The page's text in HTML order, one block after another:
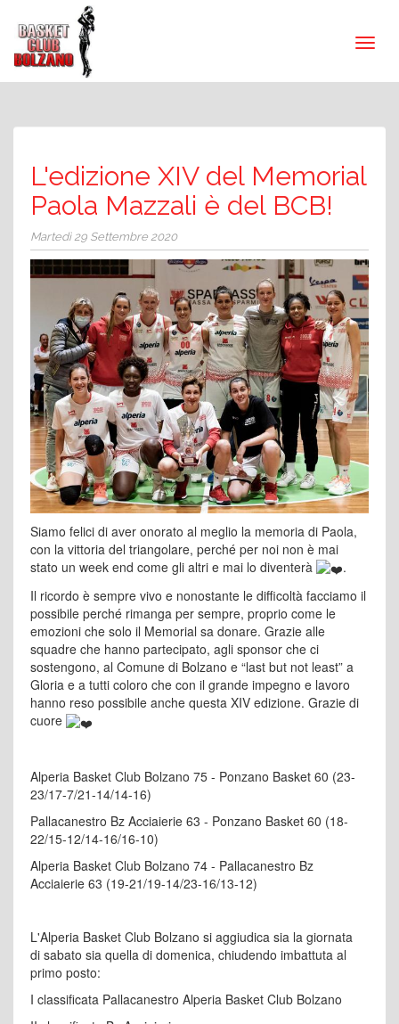
L'edizione XIV del Memorial
Paola Mazzali è del BCB!
Martedì 29 Settembre 2020
Siamo felici di aver onorato al meglio la memoria di Paola,
con la vittoria del triangolare, perché per noi non è mai
stato un week end come gli altri e mai lo diventerà
.
Il ricordo è sempre vivo e nonostante le difficoltà facciamo il
possibile perché rimanga per sempre, proprio come le
emozioni che solo il Memorial sa donare. Grazie alle
squadre che hanno partecipato, agli sponsor che ci
sostengono, al Comune di Bolzano e “last but not least” a
Gloria e a tutti coloro che con il grande impegno e lavoro
hanno reso possibile anche questa XIV edizione. Grazie di
cuore
Alperia Basket Club Bolzano 75 - Ponzano Basket 60 (23-
23/17-7/21-14/14-16)
Pallacanestro Bz Acciaierie 63 - Ponzano Basket 60 (18-
22/15-12/14-16/16-10)
Alperia Basket Club Bolzano 74 - Pallacanestro Bz
Acciaierie 63 (19-21/19-14/23-16/13-12)
L'Alperia Basket Club Bolzano si aggiudica sia la giornata
di sabato sia quella di domenica, chiudendo imbattuta al
primo posto:
I classificata Pallacanestro Alperia Basket Club Bolzano